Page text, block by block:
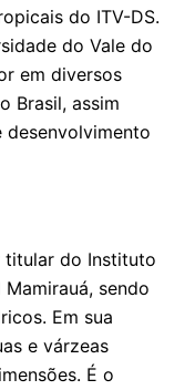
do ITV-DS.
do Vale do
em diversos
Brasil, assim
titular do Instituto
sendo
Em sua
e várzeas
É o